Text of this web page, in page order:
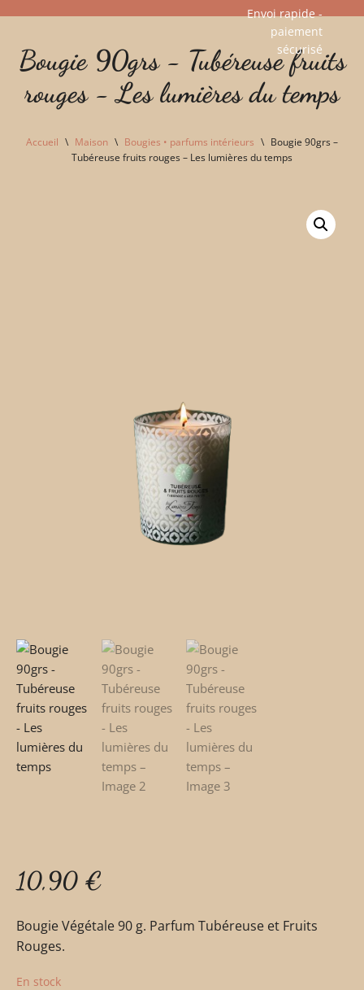
au
Envoi rapide -
paiement
sécurisé​
Bougie 90grs - Tubéreuse fruits
rouges - Les lumières du temps
Accueil \ Maison \ Bougies • parfums intérieurs \ Bougie 90grs –
Tubéreuse fruits rouges – Les lumières du temps
10,90 €
Bougie Végétale 90 g. Parfum Tubéreuse et Fruits
Rouges.
En stock